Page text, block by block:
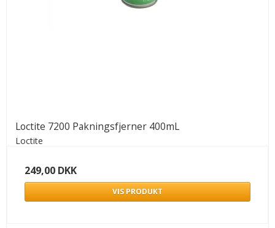
Loctite 7200 Pakningsfjerner 400mL
Loctite
249,00 DKK
VIS PRODUKT